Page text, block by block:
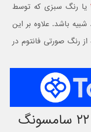
یا رنگ سبزی که توسط
ارائه می‌شود شبیه باشد. علاوه بر این
رنگ صورتی فانتوم در